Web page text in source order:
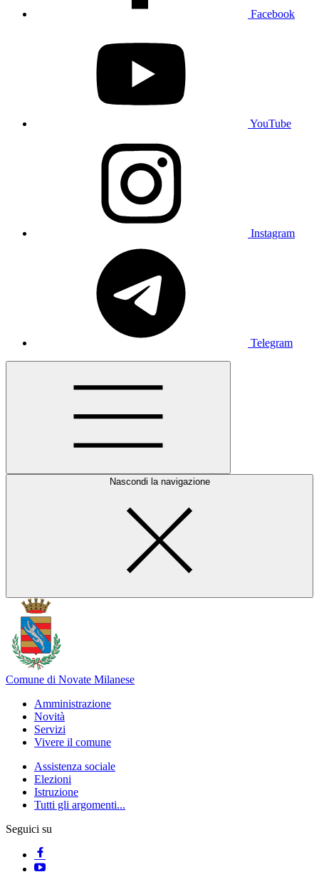
Facebook
YouTube
Instagram
Telegram
Nascondi la navigazione
Comune di Novate Milanese
Amministrazione
Novità
Servizi
Vivere il comune
Assistenza sociale
Elezioni
Istruzione
Tutti gli argomenti...
Seguici su